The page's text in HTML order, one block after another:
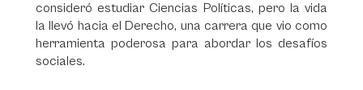
consideró estudiar Ciencias Políticas, pero la vida
la llevó hacia el Derecho, una carrera que vio como
herramienta poderosa para abordar los desafíos
sociales.